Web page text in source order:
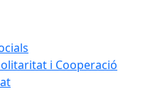
i Cooperació